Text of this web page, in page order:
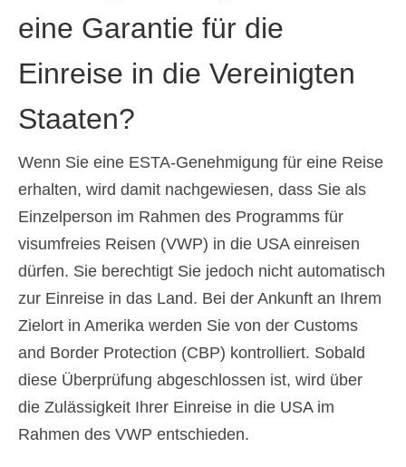
eine Garantie für die
Einreise in die Vereinigten
Staaten?
Wenn Sie eine ESTA-Genehmigung für eine Reise
erhalten, wird damit nachgewiesen, dass Sie als
Einzelperson im Rahmen des Programms für
visumfreies Reisen (VWP) in die USA einreisen
dürfen. Sie berechtigt Sie jedoch nicht automatisch
zur Einreise in das Land. Bei der Ankunft an Ihrem
Zielort in Amerika werden Sie von der Customs
and Border Protection (CBP) kontrolliert. Sobald
diese Überprüfung abgeschlossen ist, wird über
die Zulässigkeit Ihrer Einreise in die USA im
Rahmen des VWP entschieden.